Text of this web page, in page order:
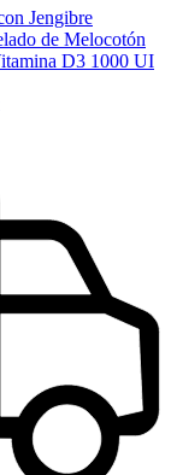
Jengibre
de Melocotón
D3 1000 UI